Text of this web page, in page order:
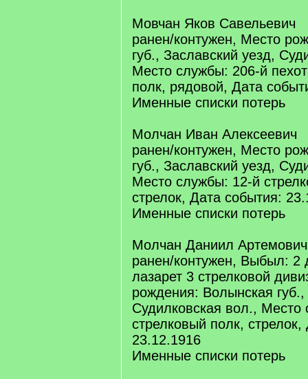
Мовчан Яков Савельевич
ранен/контужен, Место
губ., Заславский уезд,
Место службы: 206-й
полк, рядовой, Дата
Именные списки потерь
Молчан Иван Алексеевич
ранен/контужен, Место
губ., Заславский уезд,
Место службы: 12-й
стрелок, Дата события:
Именные списки потерь
Молчан Даниил Артемович
ранен/контужен, Выбыл: 2
лазарет 3 стрелковой
рождения: Волынская
Судилковская вол., Место
стрелковый полк,
23.12.1916
Именные списки потерь